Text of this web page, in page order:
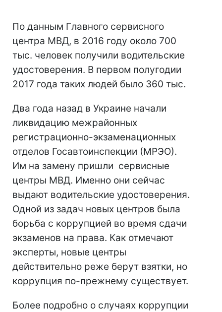
По данным Главного сервисного
центра МВД, в 2016 году около 700
тыс. человек получили водительские
удостоверения. В первом полугодии
2017 года таких людей было 360 тыс.
Два года назад в Украине начали
ликвидацию межрайонных
регистрационно-экзаменационных
отделов Госавтоинспекции (МРЭО).
Им на замену пришли сервисные
центры МВД. Именно они сейчас
выдают водительские удостоверения.
Одной из задач новых центров была
борьба с коррупцией во время сдачи
экзаменов на права. Как отмечают
эксперты, новые центры
действительно реже берут взятки, но
коррупция по-прежнему существует.
Более подробно о случаях коррупции